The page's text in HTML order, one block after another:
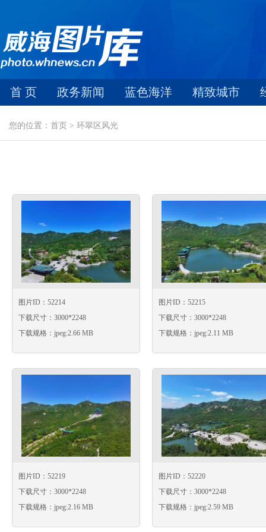
首 页 政务新闻 蓝色海洋 精致城市
您的位置：首页 > 环翠区风光
图片ID：52214
下载尺寸：3000*2248
下载规格：jpeg:2.66 MB
图片ID：52215
下载尺寸：3000*2248
下载规格：jpeg:2.11 MB
图片ID：52219
下载尺寸：3000*2248
下载规格：jpeg:2.16 MB
图片ID：52220
下载尺寸：3000*2248
下载规格：jpeg:2.59 MB